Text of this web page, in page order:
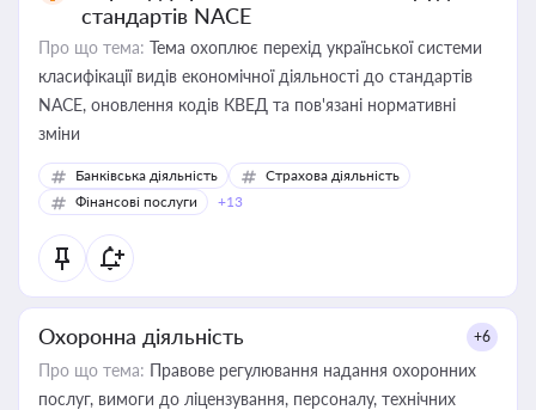
стандартів NACE
Про що тема: Тема охоплює перехід української системи
класифікації видів економічної діяльності до стандартів
NACE, оновлення кодів КВЕД та пов'язані нормативні
зміни
Банківська діяльність
Страхова діяльність
Фінансові послуги
+13
Охоронна діяльність +6
Про що тема: Правове регулювання надання охоронних
послуг, вимоги до ліцензування, персоналу, технічних